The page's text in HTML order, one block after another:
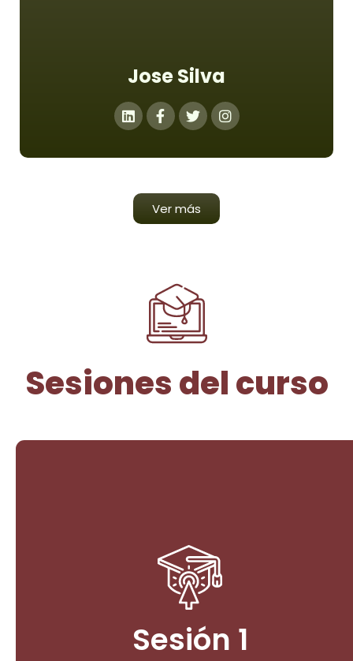
Jose Silva
Ver más
Sesiones del curso
Sesión 1
Sesión inaugural
1. La Arquitectura Institucional para la Paz Ambiental:
Legislación y Políticas Públicas.
Ingresar